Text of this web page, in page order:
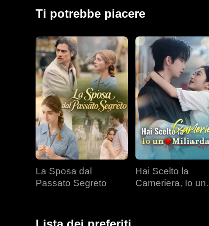
Ti potrebbe piacere
La Sposa dal
Passato Segreto
Hai Scelto la
Cameriera, Io un